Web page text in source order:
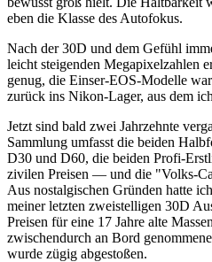
eben die Klasse des Autofokus.
Nach der 30D und dem Gefühl
leicht steigenden Megapixelzahlen
genug, die Einser-EOS-Modelle
zurück ins Nikon-Lager, aus dem
Jetzt sind bald zwei Jahrzehnte
Sammlung umfasst die beiden
D30 und D60, die beiden Profi-
zivilen Preisen — und die "Volks-
Aus nostalgischen Gründen hatte
meiner letzten zweistelligen 30D
Preisen für eine 17 Jahre alte
zwischendurch an Bord
wurde zügig abgestoßen.